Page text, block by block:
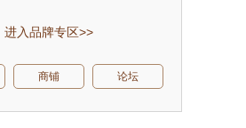
进入品牌专区>>
商铺 论坛